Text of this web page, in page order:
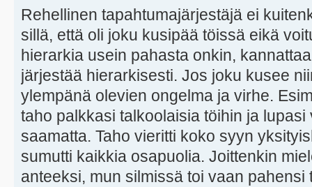
Rehellinen tapahtumajärjestäjä ei
sillä, että oli joku kusipää töissä eikä
hierarkia usein pahasta onkin,
järjestää hierarkisesti. Jos joku kusee
ylempänä olevien ongelma ja virhe.
taho palkkasi talkoolaisia töihin ja
saamatta. Taho vieritti koko syyn
sumutti kaikkia osapuolia. Joittenkin
anteeksi, mun silmissä toi vaan pahensi